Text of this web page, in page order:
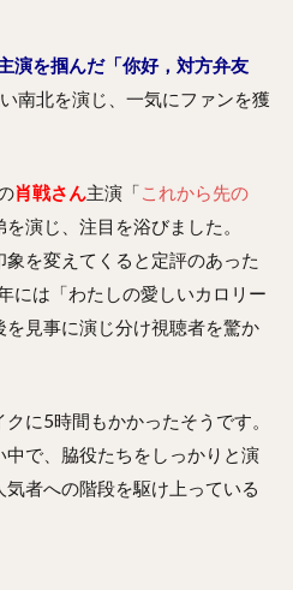
演を掴んだ「你好，対方弁友
南北を演じ、一気にファンを獲
肖戦さん主演「これから先の
演じ、注目を浴びました。
を変えてくると定評のあった
には「わたしの愛しいカロリー
見事に演じ分け視聴者を驚か
に5時間もかかったそうです。
で、脇役たちをしっかりと演
者への階段を駆け上っている